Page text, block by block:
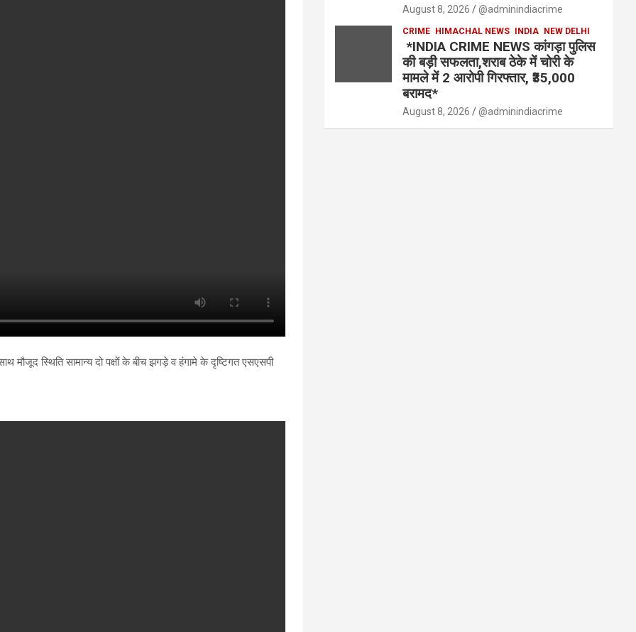
मौजूद स्थिति सामान्य दो पक्षों के बीच झगड़े व हंगामे के दृष्टिगत एसएसपी
August 8, 2026 @adminindiacrime
CRIME HIMACHAL NEWS INDIA NEW DELHI
*INDIA CRIME NEWS कांगड़ा पुलिस
की बड़ी सफलता,शराब ठेके में चोरी के
मामले में 2 आरोपी गिरफ्तार, ₹35,000
बरामद*
August 8, 2026 @adminindiacrime